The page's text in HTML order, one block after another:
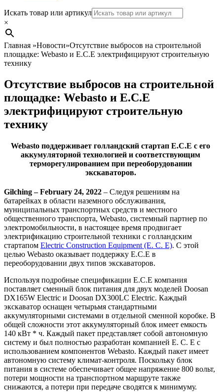
Search
Искать товар или артикул
×
Главная »Новости»Отсутствие выбросов на строительной
площадке: Webasto и E.C.E электрифицируют строительную
технику
Отсутствие выбросов на строительной
площадке: Webasto и E.C.E
электрифицируют строительную
технику
Webasto поддерживает голландский стартап E.C.E с его
аккумуляторной технологией и соответствующим
терморегулированием при переоборудовании
экскаваторов.
Gilching – February 24, 2022 – Следуя решениям на
батарейках в области наземного обслуживания,
муниципальных транспортных средств и местного
общественного транспорта, Webasto, системный партнер по
электромобильности, в настоящее время продвигает
электрификацию строительной техники с голландским
стартапом Electric Construction Equipment (E. C. E). С этой
целью Webasto оказывает поддержку E.C.E в
переоборудовании двух типов экскаваторов.
Используя подробные спецификации E.C.E компания
поставляет сменный блок питания для двух моделей Doosan
DX165W Electric и Doosan DX300LC Electric. Каждый
экскаватор оснащен четырьмя стандартными
аккумуляторными системами в отдельной сменной коробке. В
общей сложности этот аккумуляторный блок имеет емкость
140 кВт * ч. Каждый пакет представляет собой автономную
систему и был полностью разработан компанией E. C. E с
использованием компонентов Webasto. Каждый пакет имеет
автономную систему климат-контроля. Поскольку блок
питания в системе обеспечивает общее напряжение 800 вольт,
потери мощности на транспортном маршруте также
снижаются, а потери при передаче сводятся к минимуму.